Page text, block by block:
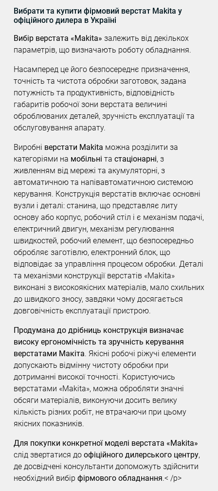
Вибрати та купити фірмовий верстат Makita у
офіційного дилера в Україні
Вибір верстата «Makita» залежить від декількох
параметрів, що визначають роботу обладнання.
Насамперед це його безпосереднє призначення,
точність та чистота обробки заготовок, задана
потужність та продуктивність, відповідність
габаритів робочої зони верстата величині
оброблюваних деталей, зручність експлуатації та
обслуговування апарату.
Виробні верстати Makita можна розділити за
категоріями на мобільні та стаціонарні, з
живленням від мережі та акумуляторні, з
автоматичною та напівавтоматичною системою
керування. Конструкція верстатів включає основні
вузли і деталі: станина, що представляє литу
основу або корпус, робочий стіл і є механізм подачі,
електричний двигун, механізм регулювання
швидкостей, робочий елемент, що безпосередньо
обробляє заготівлю, електронний блок, що
відповідає за управління процесом обробки. Деталі
та механізми конструкції верстатів «Makita»
виконані з високоякісних матеріалів, мало схильних
до швидкого зносу, завдяки чому досягається
довговічність експлуатації пристрою.
Продумана до дрібниць конструкція визначає
високу ергономічність та зручність керування
верстатами Макіта. Якісні робочі ріжучі елементи
допускають відмінну чистоту обробки при
дотриманні високої точності. Користуючись
верстатами «Makita», можна обробляти значні
обсяги матеріалів, виконуючи досить велику
кількість різних робіт, не втрачаючи при цьому
якісних показників.
Для покупки конкретної моделі верстата «Makita»
слід звертатися до офіційного дилерського центру,
де досвідчені консультанти допоможуть здійснити
необхідний вибір фірмового обладнання.< /p>